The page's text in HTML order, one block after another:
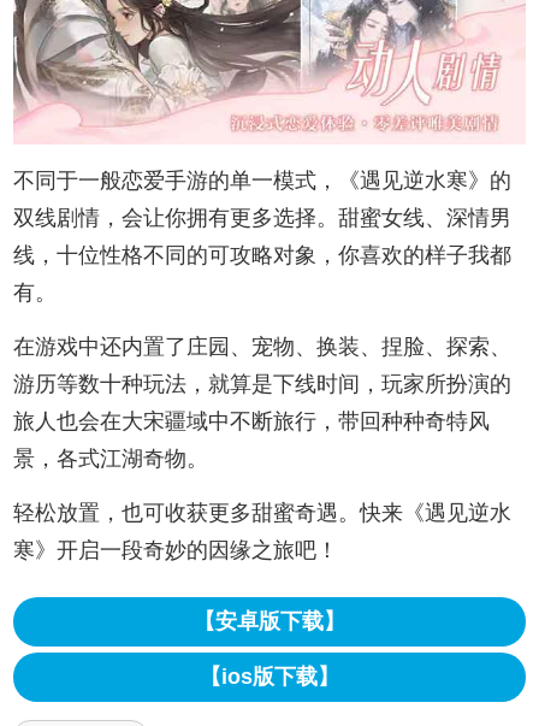
不同于一般恋爱手游的单一模式，《遇见逆水寒》的
双线剧情，会让你拥有更多选择。甜蜜女线、深情男
线，十位性格不同的可攻略对象，你喜欢的样子我都
有。
在游戏中还内置了庄园、宠物、换装、捏脸、探索、
游历等数十种玩法，就算是下线时间，玩家所扮演的
旅人也会在大宋疆域中不断旅行，带回种种奇特风
景，各式江湖奇物。
轻松放置，也可收获更多甜蜜奇遇。快来《遇见逆水
寒》开启一段奇妙的因缘之旅吧！
【安卓版下载】
【ios版下载】